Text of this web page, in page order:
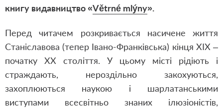
книгу видавництво «Větrné mlýny».
Перед читачем розкривається насичене життя
Станіславова (тепер Івано-Франківська) кінця ХІХ –
початку ХХ століття. У цьому місті рідіють і
страждають, нероздільно закохуються,
захоплюються наукою і шарлатанськими
виступами всесвітньо знаних ілюзіоністів,